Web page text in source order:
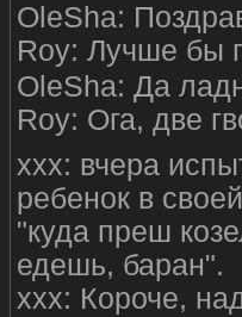
OleSha:
Roy: Лучше бы
OleSha: Да
Roy: Ога, две
xxx: вчера
ребенок в
"куда преш
едешь, баран".
xxx: Короче,